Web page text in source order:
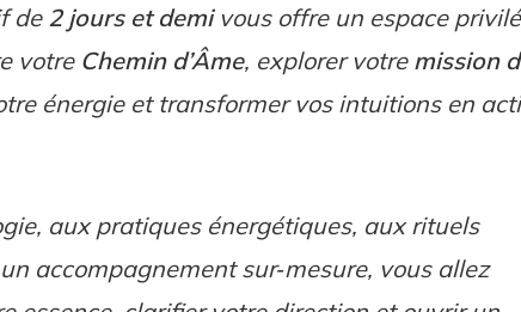
de 2 jours et demivous offre un espace
votre Chemin d’Âme, explorer votre mission
énergie et transformer vos intuitions en
aux pratiques énergétiques, aux rituels
accompagnement sur‑mesure, vous allez